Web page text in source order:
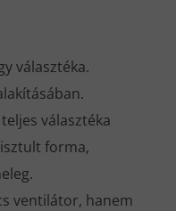
választéka.
teljes választéka
forma,
ventilátor, hanem